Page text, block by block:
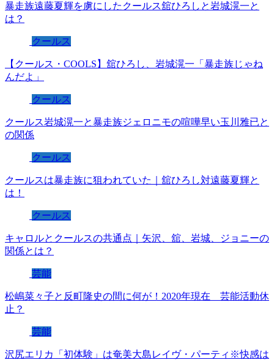
暴走族遠藤夏輝を虜にしたクールス舘ひろしと岩城滉一と
は？
クールス
【クールス・COOLS】舘ひろし、岩城滉一「暴走族じゃね
んだよ」
クールス
クールス岩城滉一と暴走族ジェロニモの喧嘩早い玉川雅已と
の関係
クールス
クールスは暴走族に狙われていた｜舘ひろし対遠藤夏輝と
は！
クールス
キャロルとクールスの共通点｜矢沢、舘、岩城、ジョニーの
関係とは？
芸能
松嶋菜々子と反町隆史の間に何が！2020年現在 芸能活動休
止？
芸能
沢尻エリカ「初体験」は奄美大島レイヴ・パーティ※快感は